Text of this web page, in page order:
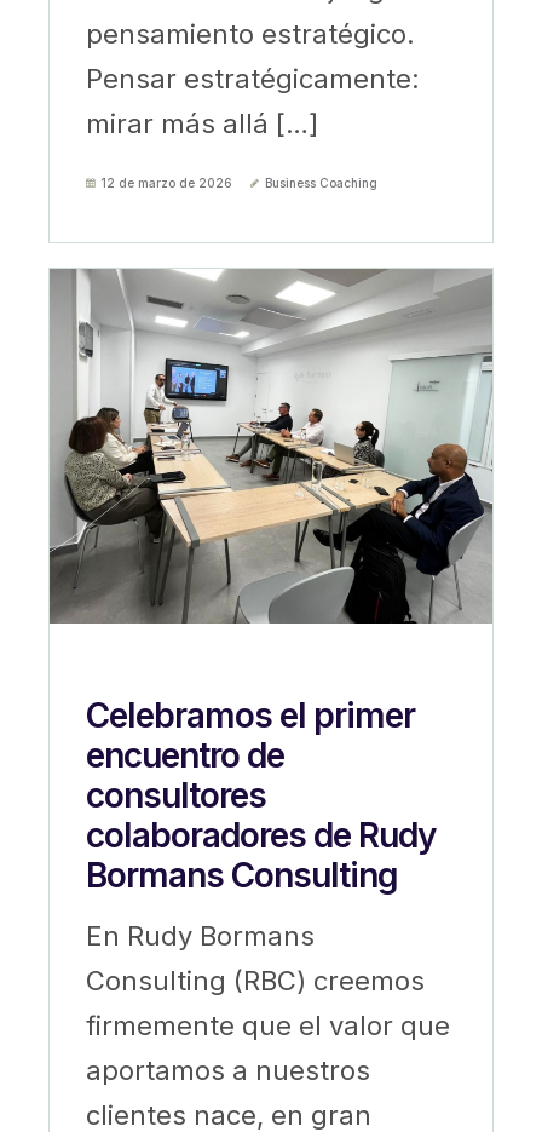
pensamiento estratégico.
Pensar estratégicamente:
mirar más allá […]
12 de marzo de 2026 Business Coaching
Celebramos el primer
encuentro de
consultores
colaboradores de Rudy
Bormans Consulting
En Rudy Bormans
Consulting (RBC) creemos
firmemente que el valor que
aportamos a nuestros
clientes nace, en gran